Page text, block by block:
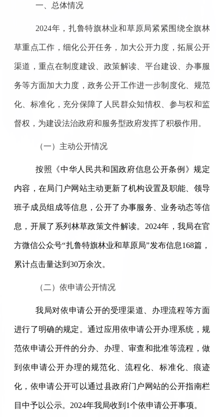
一、总体情况
2024年，扎鲁特旗林业和草原局紧紧围绕全旗林
草重点工作，细化公开任务，加大公开力度，拓展公开
渠道，重点在制度建设、政策解读、平台建设、办事服
务等方面加大力度，政务公开工作进一步制度化、规范
化、标准化，充分保障了人民群众知情权、参与权和监
督权，为建设法治政府和服务型政府发挥了积极作用。
（一） 主动公开情况
按照《中华人民共和国政府信息公开条例》规定
内容，在局门户网站主动更新了机构设置及职能、领导
班子成员组成等信息，公开了办事服务、业务动态等信
息，开展了系列林草政策文件解读。2024年，我局在官
方微信公众号“扎鲁特旗林业和草原局”发布信息168篇，
累计点击量达到30万余次。
（二） 依申请公开情况
我局对依申请公开的受理渠道、办理流程等方面
进行了明确的规定。通过应用依申请公开办理系统，规
范依申请公开件的分办、办理、审查和批准等流程，做
到依申请公开办理的规范化、流程化、标准化、痕迹
化，依申请公开可以通过县政府门户网站的公开指南栏
目中予以公示。2024年我局收到1个依申请公开事项。